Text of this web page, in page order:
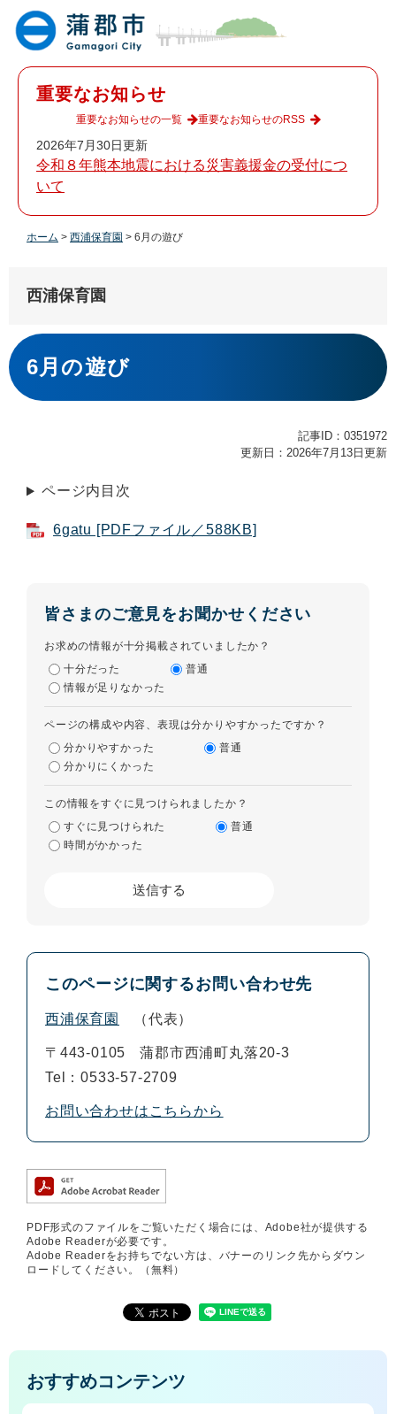
重要なお知らせ
2026年7月30日更新
令和８年熊本地震における災害義援金の受付につ
いて
重要なお知らせの一覧 重要なお知らせのRSS
ホーム > 西浦保育園 > 6月の遊び
西浦保育園
本
文
6月の遊び
記事ID：0351972
更新日：2026年7月13日更新
ページ内目次
6gatu [PDFファイル／588KB]
皆さまのご意見をお聞かせください
お求めの情報が十分掲載されていましたか？
十分だった
普通
情報が足りなかった
ページの構成や内容、表現は分かりやすかったですか？
分かりやすかった
普通
分かりにくかった
この情報をすぐに見つけられましたか？
すぐに見つけられた
普通
時間がかかった
このページに関するお問い合わせ先
西浦保育園 代表
〒443-0105
蒲郡市西浦町丸落20-3
Tel：0533-57-2709
お問い合わせはこちらから
PDF形式のファイルをご覧いただく場合には、Adobe社が提供する
Adobe Readerが必要です。
Adobe Readerをお持ちでない方は、バナーのリンク先からダウン
ロードしてください。（無料）
おすすめコンテンツ